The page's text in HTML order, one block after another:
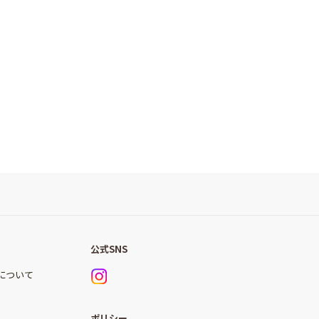
ついて
公式SNS